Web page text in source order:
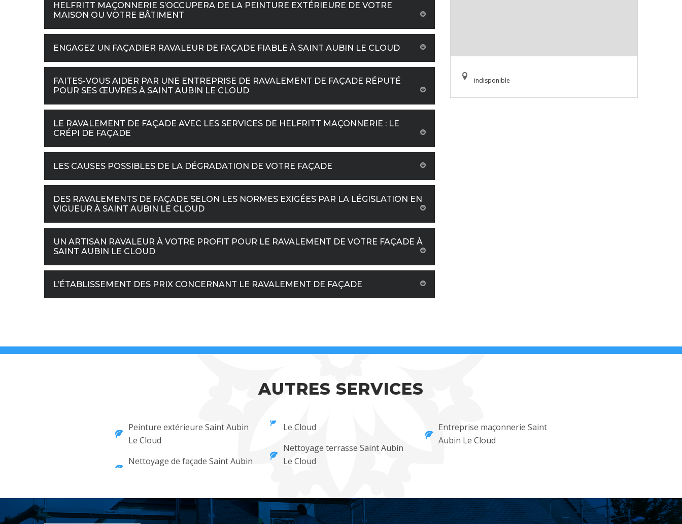
HELFRITT MAÇONNERIE S’OCCUPERA DE LA PEINTURE EXTÉRIEURE DE VOTRE
MAISON OU VOTRE BÂTIMENT
ENGAGEZ UN FAÇADIER RAVALEUR DE FAÇADE FIABLE À SAINT AUBIN LE CLOUD
FAITES-VOUS AIDER PAR UNE ENTREPRISE DE RAVALEMENT DE FAÇADE RÉPUTÉ
POUR SES ŒUVRES À SAINT AUBIN LE CLOUD
LE RAVALEMENT DE FAÇADE AVEC LES SERVICES DE HELFRITT MAÇONNERIE : LE
CRÉPI DE FAÇADE
LES CAUSES POSSIBLES DE LA DÉGRADATION DE VOTRE FAÇADE
DES RAVALEMENTS DE FAÇADE SELON LES NORMES EXIGÉES PAR LA LÉGISLATION EN
VIGUEUR À SAINT AUBIN LE CLOUD
UN ARTISAN RAVALEUR À VOTRE PROFIT POUR LE RAVALEMENT DE VOTRE FAÇADE À
SAINT AUBIN LE CLOUD
L’ÉTABLISSEMENT DES PRIX CONCERNANT LE RAVALEMENT DE FAÇADE
indisponible
AUTRES SERVICES
Peinture extérieure Saint Aubin
Le Cloud
Nettoyage de façade Saint Aubin
Le Cloud
Nettoyage terrasse Saint Aubin
Le Cloud
Entreprise maçonnerie Saint
Aubin Le Cloud